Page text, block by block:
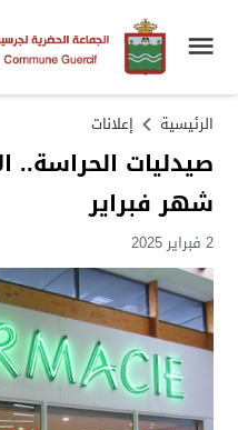
الرئيسية إعلانات
صيدليات الحراسة..
شهر فبراير
2 فبراير 2025